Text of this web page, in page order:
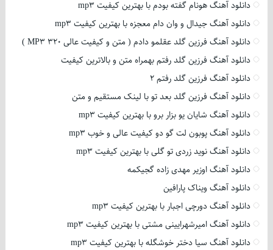
دانلود آهنگ هونام گفته بودم با بهترین کیفیت mp3
دانلود آهنگ جیدال و وان دام معجزه با بهترین کیفیت mp3
دانلود آهنگ فرزین گلد عقلمو دادم ( متن و کیفیت عالی 320 MP3 )
دانلود آهنگ فرزین گلد رفتم بهمراه متن و بالاترین کیفیت
دانلود آهنگ فرزین گلد رفتم 2
دانلود آهنگ فرزین گلد بعد تو با لینک مستقیم و متن
دانلود آهنگ شایان یو بزار برو با بهترین کیفیت mp3
دانلود آهنگ پوبون لت گو دو کیفیت عالی و خوب mp3
دانلود آهنگ نوید زردی تو گلی با بهترین کیفیت mp3
دانلود آهنگ اوزیر مهدی زاده گجیکمه
دانلود آهنگ ویناک پارافین
دانلود آهنگ دورچی اجبار با بهترین کیفیت mp3
دانلود آهنگ امیرشهرایینی مشتی با بهترین کیفیت mp3
دانلود آهنگ سیا دختر خوشگله با بهترین کیفیت mp3